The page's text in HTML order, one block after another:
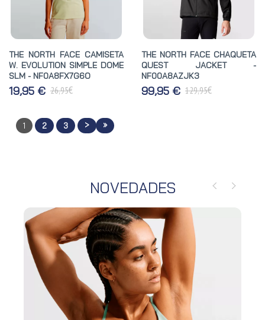
THE NORTH FACE CAMISETA
W. EVOLUTION SIMPLE DOME
SLM - NF0A8FX7G6O
19,95 € 26,95€
THE NORTH FACE CHAQUETA
QUEST JACKET -
NF00A8AZJK3
99,95 € 129,95€
1 2 3 > »
NOVEDADES